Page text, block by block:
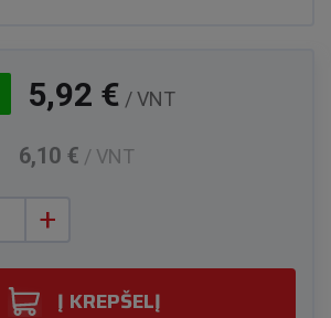
5,92 € / VNT
6,10 € / VNT
+
Į KREPŠELĮ